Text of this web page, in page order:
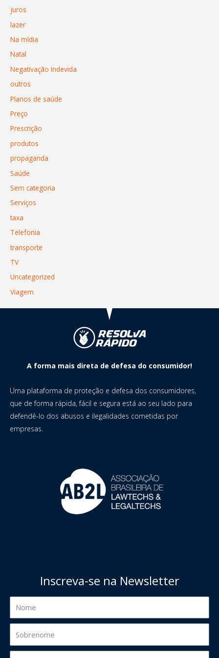
juros
lazer
Na mídia
Natal
Negativação Indevida
outros
Planos de saúde
Preço
Prescrição
produtos
propaganda
Saúde
Sem categoria
Serviços
taxa
Telefonia
transporte
TV
Uncategorized
Viagem
A forma mais direta de defesa do consumidor!
Uma plataforma de proteção e defesa dos consumidores,
que de forma rápida, fácil e segura está ao seu lado para
defendê-lo dos abusos e ilegalidades cometidas por
empresas.
Inscreva-se na Newsletter